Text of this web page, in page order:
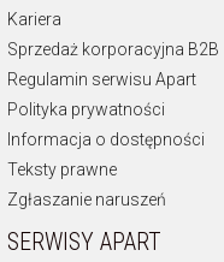
Kariera
Sprzedaż korporacyjna B2B
Regulamin serwisu Apart
Polityka prywatności
Informacja o dostępności
Teksty prawne
Zgłaszanie naruszeń
SERWISY APART